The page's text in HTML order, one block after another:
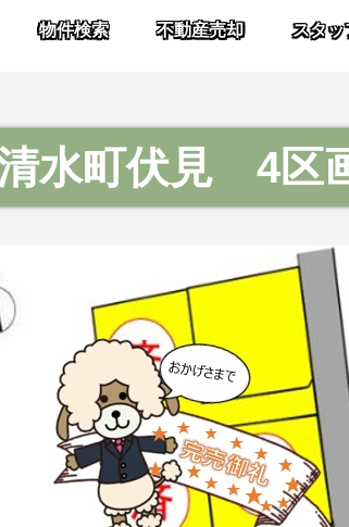
物件検索 不動産売却 スタッ
水町伏見 4区